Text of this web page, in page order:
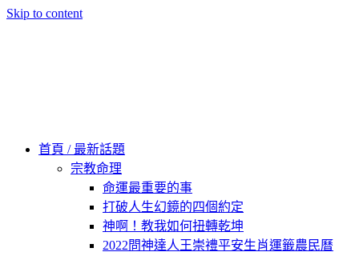
Skip to content
首頁 / 最新話題
宗教命理
命運最重要的事
打破人生幻鏡的四個約定
神啊！教我如何扭轉乾坤
2022問神達人王崇禮平安生肖運籤農民曆